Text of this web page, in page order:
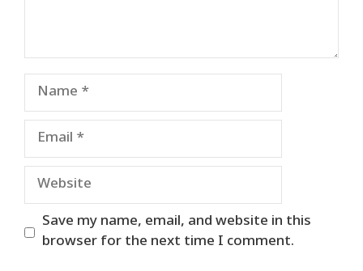
Name
Email
Website
Save my name, email, and website in this
browser for the next time I comment.